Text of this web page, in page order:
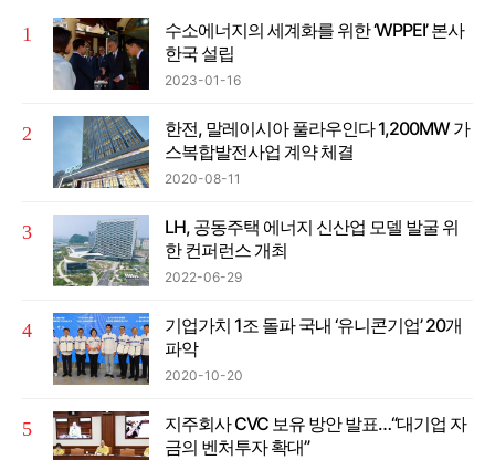
수소에너지의 세계화를 위한 ‘WPPEI’ 본사
한국 설립
2023-01-16
한전, 말레이시아 풀라우인다 1,200MW 가
스복합발전사업 계약 체결
2020-08-11
LH, 공동주택 에너지 신산업 모델 발굴 위
한 컨퍼런스 개최
2022-06-29
기업가치 1조 돌파 국내 ‘유니콘기업’ 20개
파악
2020-10-20
지주회사 CVC 보유 방안 발표…“대기업 자
금의 벤처투자 확대”